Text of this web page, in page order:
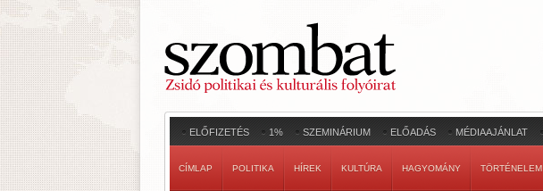
ELŐFIZETÉS 1% SZEMINÁRIUM ELŐADÁS MÉDIAAJÁNLAT
CÍMLAP POLITIKA HÍREK KULTÚRA HAGYOMÁNY TÖRTÉNELEM